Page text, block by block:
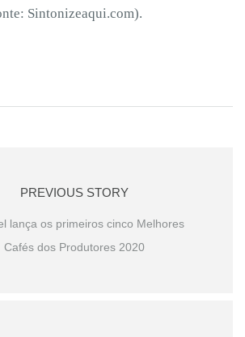
Sintonizeaqui.com).
PREVIOUS STORY
lança os primeiros cinco Melhores
Cafés dos Produtores 2020